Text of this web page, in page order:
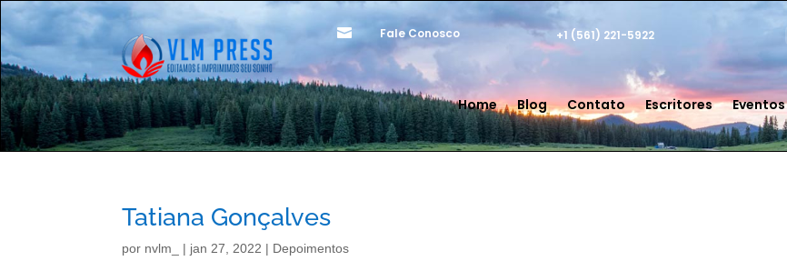
 Fale Conosco +1 (561) 221-5922
Home Blog Contato Escritores Eventos
Tatiana Gonçalves
por nvlm_ | jan 27, 2022 | Depoimentos